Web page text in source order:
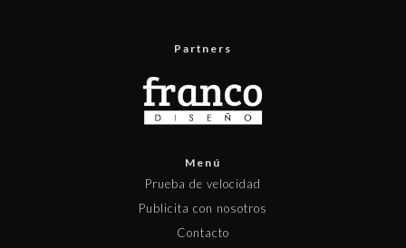
Partners
Menú
Prueba de velocidad
Publicita con nosotros
Contacto